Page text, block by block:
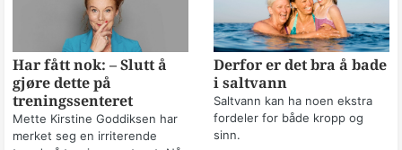
Har fått nok: – Slutt å
gjøre dette på
treningssenteret
Mette Kirstine Goddiksen har
merket seg en irriterende
Derfor er det bra å bade
i saltvann
Saltvann kan ha noen ekstra
fordeler for både kropp og
sinn.